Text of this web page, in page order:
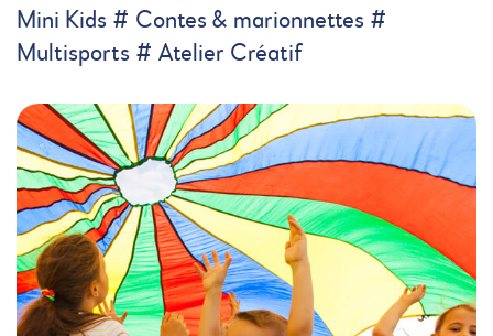
Mini Kids # Contes & marionnettes #
Multisports # Atelier Créatif